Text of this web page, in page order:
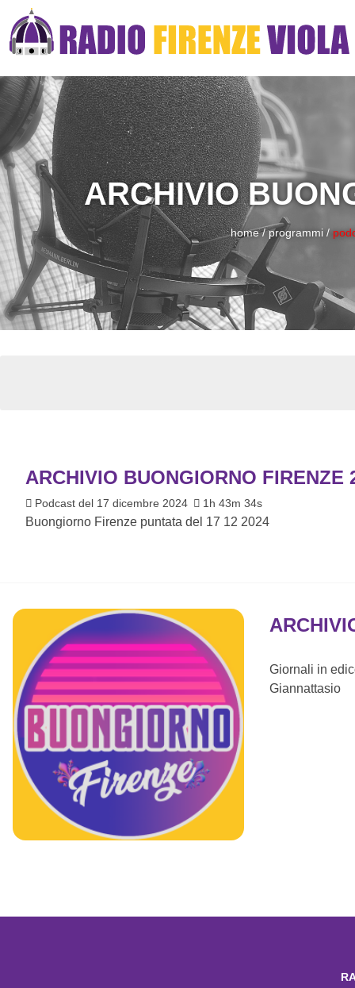
ARCHIVIO
home/programmi/
ARCHIVIO BUONGIORNO FIRENZE
Podcast del 17 dicembre 2024 1h 43m 34s
Buongiorno Firenze puntata del 17 12 2024
Giornali in
Giannattasio